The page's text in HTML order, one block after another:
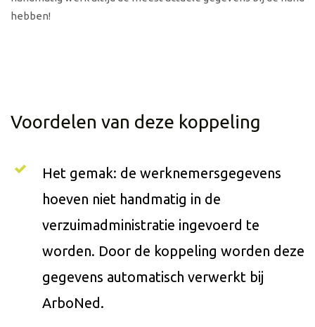
hebben!
Voordelen van deze koppeling
Het gemak: de werknemersgegevens
hoeven niet handmatig in de
verzuimadministratie ingevoerd te
worden. Door de koppeling worden deze
gegevens automatisch verwerkt bij
ArboNed.